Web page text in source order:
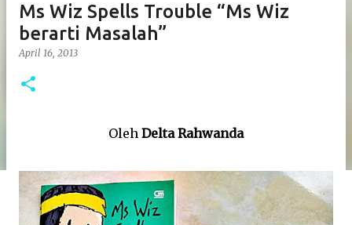
Ms Wiz Spells Trouble “Ms Wiz
berarti Masalah”
April 16, 2013
Oleh Delta Rahwanda